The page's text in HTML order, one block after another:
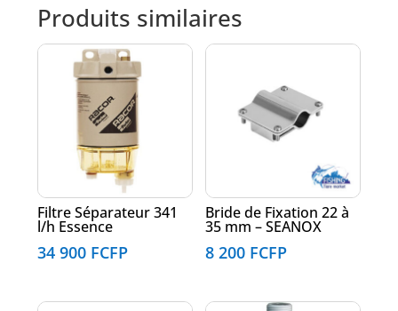
Produits similaires
Filtre Séparateur 341
l/h Essence
34 900 FCFP
Bride de Fixation 22 à
35 mm – SEANOX
8 200 FCFP